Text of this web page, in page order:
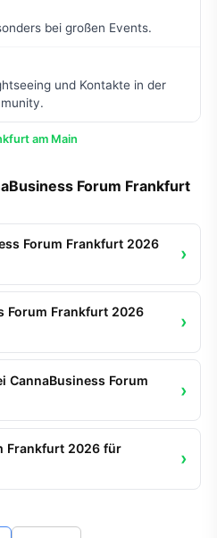
bei großen Events.
und Kontakte in der
am Main
Forum Frankfurt
Forum Frankfurt 2026
Forum Frankfurt 2026
CannaBusiness Forum
Frankfurt 2026 für